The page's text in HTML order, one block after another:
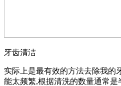
牙齿清洁
实际上是最有效的方法去除我的
能太频繁,根据清洗的数量通常